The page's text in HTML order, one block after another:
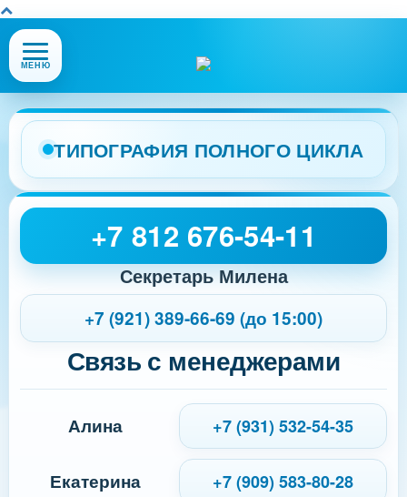
Открыть
или
меню
сайта
МЕНЮ
ТИПОГРАФИЯ ПОЛНОГО ЦИКЛА
+7 812 676-54-11
Секретарь Милена
+7 (921) 389-66-69 (до 15:00)
Связь с менеджерами
Алина +7 (931) 532-54-35
Екатерина +7 (909) 583-80-28